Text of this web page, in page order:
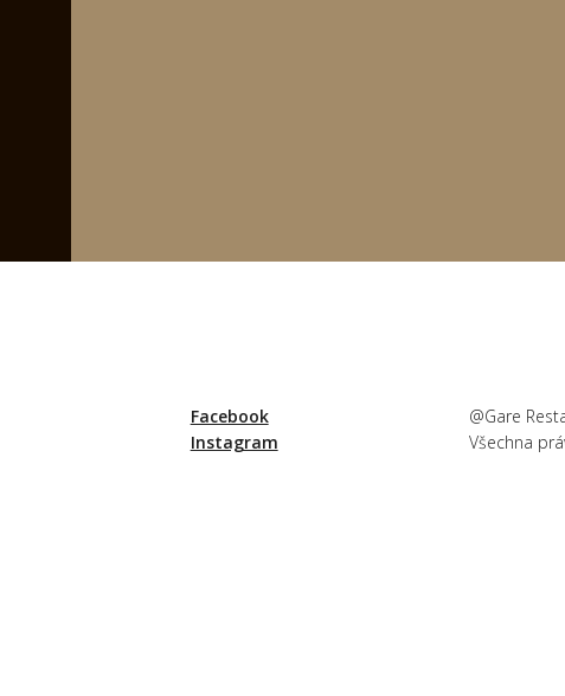
Facebook
Instagram
@Gare
Všechna